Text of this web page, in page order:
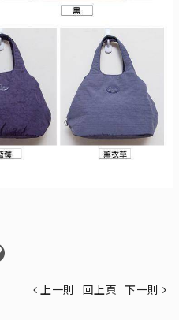
上一則 回上頁 下一則